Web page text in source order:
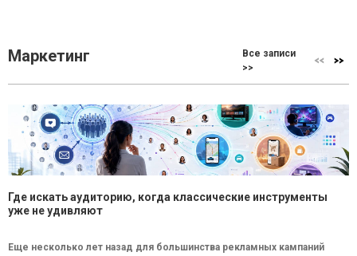
Маркетинг
Все записи
>>
Где искать аудиторию, когда классические инструменты
уже не удивляют
Еще несколько лет назад для большинства рекламных кампаний